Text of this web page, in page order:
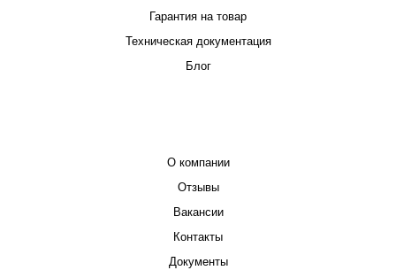
Гарантия на товар
Техническая документация
Блог
О компании
Отзывы
Вакансии
Контакты
Документы